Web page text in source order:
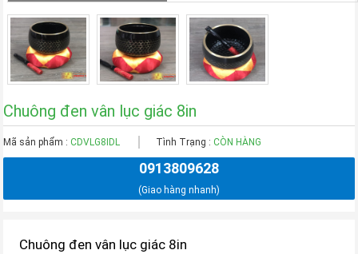
Chuông đen vân lục giác 8in
Mã sản phẩm :CDVLG8IDL Tình Trạng : CÒN HÀNG
0913809628
(Giao hàng nhanh)
Chuông đen vân lục giác 8in